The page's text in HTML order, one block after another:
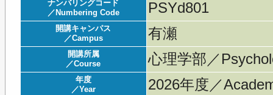
ナンバリングコード
／Numbering Code
PSYd801
開講キャンパス
／Campus
有瀬
開講所属
／Course
心理学部／
年度
／Year
2026年度／